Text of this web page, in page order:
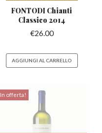
FONTODI Chianti
Classico 2014
€26.00
AGGIUNGI AL CARRELLO
In offerta!